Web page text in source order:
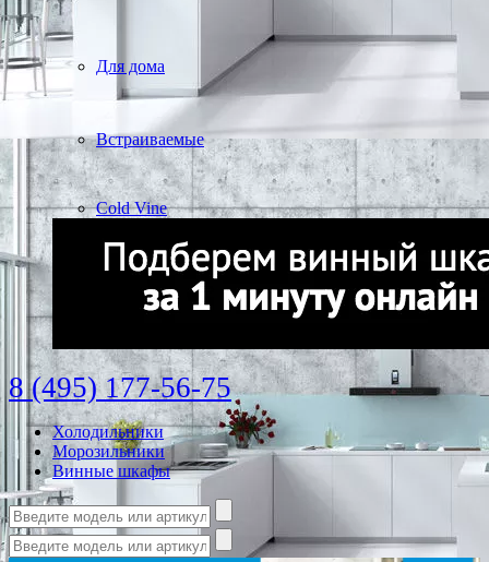
Для дома
Встраиваемые
Cold Vine
8 (495) 177-56-75
Холодильники
Морозильники
Винные шкафы